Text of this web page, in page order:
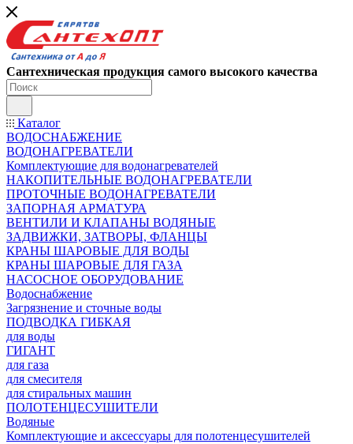
Сантехническая продукция самого высокого качества
Каталог
ВОДОСНАБЖЕНИЕ
ВОДОНАГРЕВАТЕЛИ
Комплектующие для водонагревателей
НАКОПИТЕЛЬНЫЕ ВОДОНАГРЕВАТЕЛИ
ПРОТОЧНЫЕ ВОДОНАГРЕВАТЕЛИ
ЗАПОРНАЯ АРМАТУРА
ВЕНТИЛИ И КЛАПАНЫ ВОДЯНЫЕ
ЗАДВИЖКИ, ЗАТВОРЫ, ФЛАНЦЫ
КРАНЫ ШАРОВЫЕ ДЛЯ ВОДЫ
КРАНЫ ШАРОВЫЕ ДЛЯ ГАЗА
НАСОСНОЕ ОБОРУДОВАНИЕ
Водоснабжение
Загрязнение и сточные воды
ПОДВОДКА ГИБКАЯ
для воды
ГИГАНТ
для газа
для смесителя
для стиральных машин
ПОЛОТЕНЦЕСУШИТЕЛИ
Водяные
Комплектующие и аксессуары для полотенцесушителей